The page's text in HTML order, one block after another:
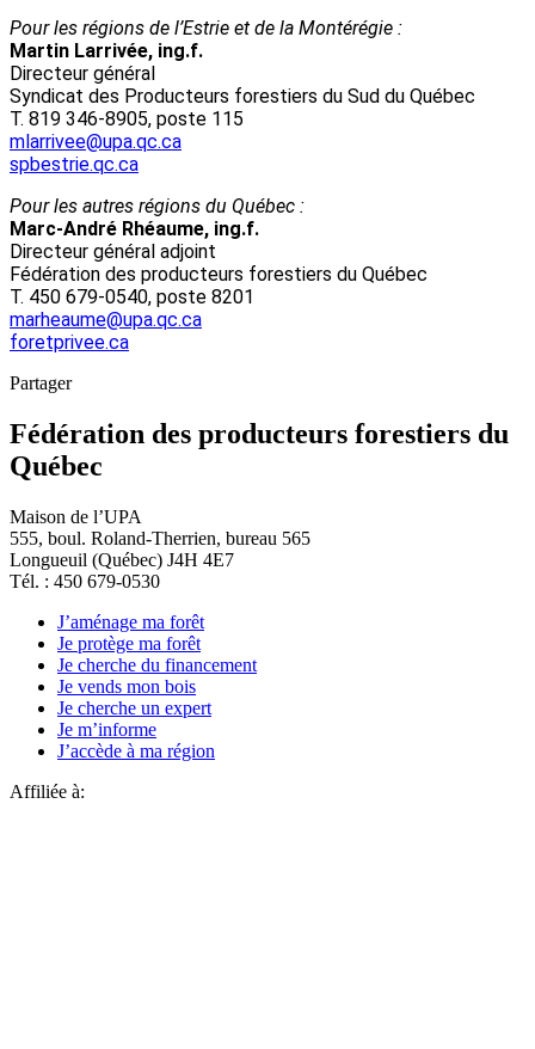
Pour les régions de l’Estrie et de la Montérégie :
Martin Larrivée, ing.f.
Directeur général
Syndicat des Producteurs forestiers du Sud du Québec
T. 819 346-8905, poste 115
mlarrivee@upa.qc.ca
spbestrie.qc.ca
Pour les autres régions du Québec :
Marc-André Rhéaume, ing.f.
Directeur général adjoint
Fédération des producteurs forestiers du Québec
T. 450 679-0540, poste 8201
marheaume@upa.qc.ca
foretprivee.ca
Partager
Fédération des producteurs forestiers du
Québec
Maison de l’UPA
555, boul. Roland-Therrien, bureau 565
Longueuil (Québec) J4H 4E7
Tél. : 450 679-0530
J’aménage ma forêt
Je protège ma forêt
Je cherche du financement
Je vends mon bois
Je cherche un expert
Je m’informe
J’accède à ma région
Affiliée à: